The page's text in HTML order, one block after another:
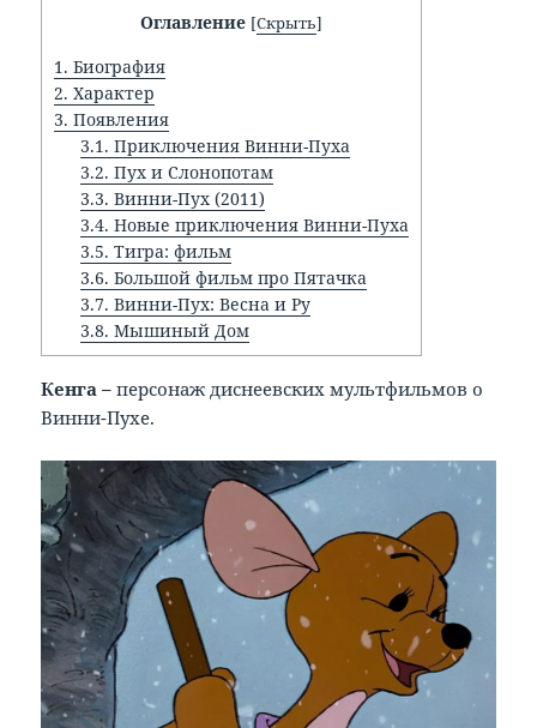
Оглавление [Скрыть]
1. Биография
2. Характер
3. Появления
3.1. Приключения Винни-Пуха
3.2. Пух и Слонопотам
3.3. Винни-Пух (2011)
3.4. Новые приключения Винни-Пуха
3.5. Тигра: фильм
3.6. Большой фильм про Пятачка
3.7. Винни-Пух: Весна и Ру
3.8. Мышиный Дом
Кенга –персонаж диснеевских мультфильмов о
Винни-Пухе.